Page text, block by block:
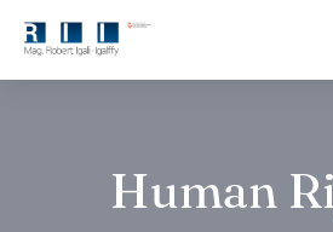
Human